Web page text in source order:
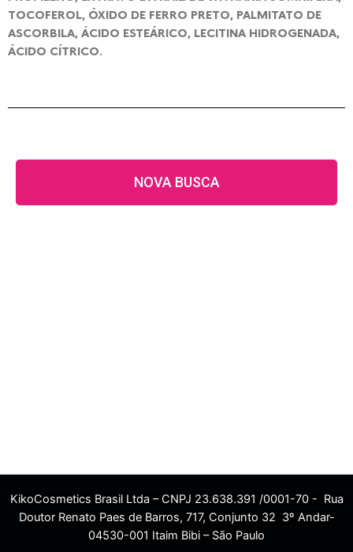
TOCOFEROL, ÓXIDO DE FERRO PRETO, PALMITATO DE
ASCORBILA, ÁCIDO ESTEÁRICO, LECITINA HIDROGENADA,
ÁCIDO CÍTRICO.
NOVA BUSCA
KikoCosmetics Brasil Ltda – CNPJ 23.638.391 /0001-70 - Rua
Doutor Renato Paes de Barros, 717, Conjunto 32 3º Andar-
04530-001 Itaim Bibi – São Paulo